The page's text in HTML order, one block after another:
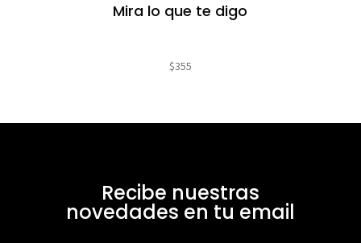
Mira lo que te digo
$355
Recibe nuestras
novedades en tu email